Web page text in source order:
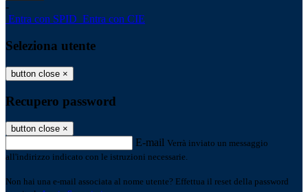
-
Entra con SPID Entra con CIE
Seleziona utente
button close ×
Recupero password
button close ×
E-mail Verrà inviato un messaggio
all'indirizzo indicato con le istruzioni necessarie.
Non hai una e-mail associata al nome utente? Effettua il reset della password